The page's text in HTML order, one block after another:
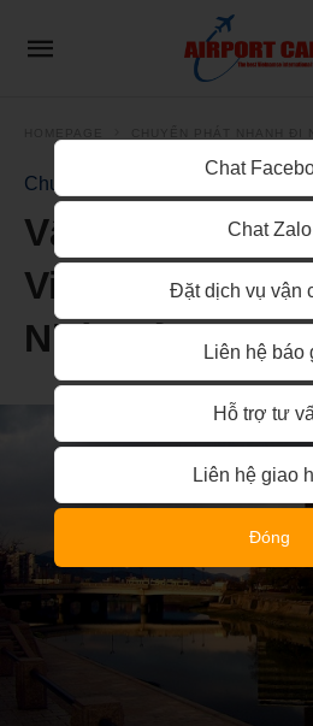
Chuyển phát nhanh đi Nhật Bản
Vận chuyển
Việt Nam sang
Nhật Bản
Chat
Chat Zalo
Đặt dịch vụ vận
Liên hệ báo
Hỗ trợ tư
Liên hệ giao
Đóng